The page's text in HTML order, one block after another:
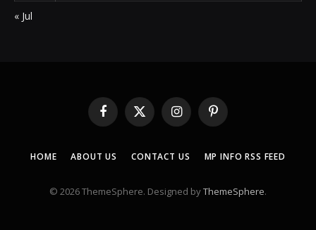
« Jul
Facebook
X
(Twitter)
InstagramPinterest
HOME ABOUT US CONTACT US MP INFO RSS FEED
© 2026 ThemeSphere. Designed byThemeSphere.